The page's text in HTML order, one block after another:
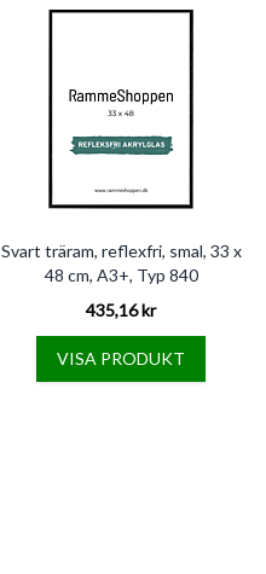
Svart träram, reflexfri, smal, 33 x
48 cm, A3+, Typ 840
435,16 kr
VISA PRODUKT